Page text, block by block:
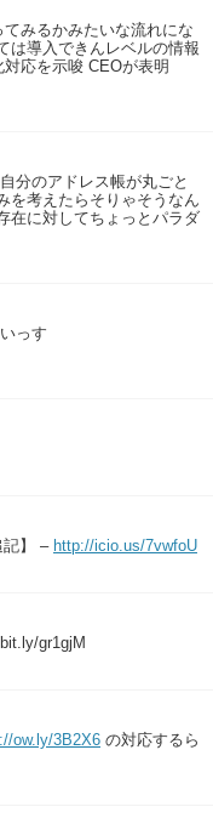
みるかみたいな流れにな
は導入できんレベルの情報
応を示唆 CEOが表明
分のアドレス帳が丸ごと
を考えたらそりゃそうなん
在に対してちょっとパラダ
っす
記】 – http://icio.us/7vwfoU
gr1gjM
ow.ly/3B2X6 の対応するら